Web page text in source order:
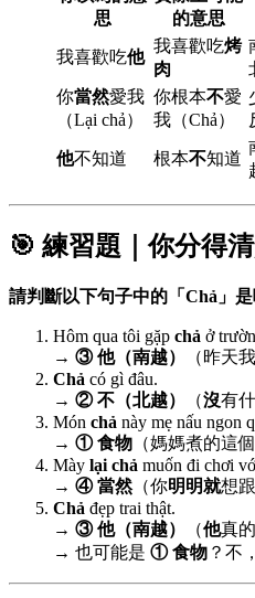
思
的意思
我喜歡吃他
我喜歡吃烤
肉
你當然愛我
（Lại chả）
你根本不愛
我（Chả）
他不知道 根本不知道
🎯 練習題｜你分得
請判斷以下句子中的「Chả」
Hôm qua tôi gặp chả ở
→ ③ 他（南越） （昨天
Chả có gì đâu.
→ ② 不（北越） （沒有
Món chả này mẹ nấu ngon
→ ① 食物 （媽媽煮的這個
Mày lại chả muốn đi chơi
→ ④ 當然（你明明就想
Chả đẹp trai thật.
→ ③ 他（南越） （他真
→ 也可能是 ① 食物 ？不